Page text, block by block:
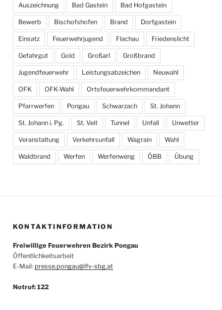
Auszeichnung Bad Gastein Bad Hofgastein
Bewerb Bischofshofen Brand Dorfgastein
Einsatz Feuerwehrjugend Flachau Friedenslicht
Gefahrgut Gold Großarl Großbrand
Jugendfeuerwehr Leistungsabzeichen Neuwahl
OFK OFK-Wahl Ortsfeuerwehrkommandant
Pfarrwerfen Pongau Schwarzach St. Johann
St. Johann i. Pg. St. Veit Tunnel Unfall Unwetter
Veranstaltung Verkehrsunfall Wagrain Wahl
Waldbrand Werfen Werfenweng ÖBB Übung
KONTAKTINFORMATION
Freiwillige Feuerwehren Bezirk Pongau
Öffentlichkeitsarbeit
E-Mail: presse.pongau@lfv-sbg.at
Notruf: 122